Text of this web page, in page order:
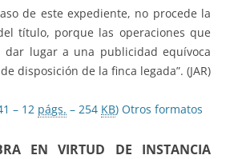
de este expediente, no procede la
título, porque las operaciones que
dar lugar a una publicidad equívoca
disposición de la finca legada”. (JAR)
– 12 págs. – 254 KB) Otros formatos
EN VIRTUD DE INSTANCIA